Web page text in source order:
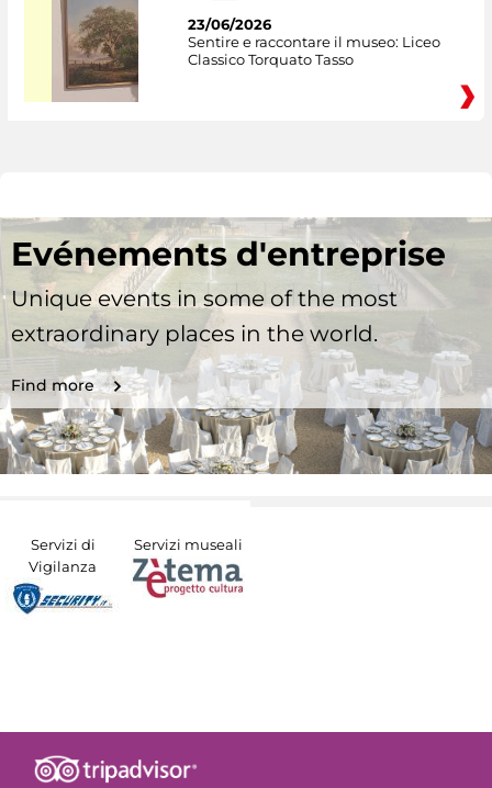
23/06/2026
Sentire e raccontare il museo: Liceo
Classico Torquato Tasso
Evénements d'entreprise
Unique events in some of the most
extraordinary places in the world.
Find more
Servizi di
Vigilanza
Servizi museali